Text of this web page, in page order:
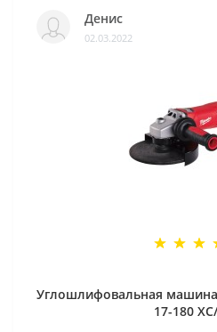
Денис
02.03.2022
Углошлифовальная
17-180